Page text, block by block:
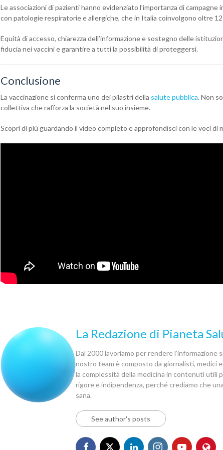
Le associazioni di pazienti hanno evidenziato l’importanza di
con patologie respiratorie e allergiche, che in Italia coinvolgono oltre
Equità di accesso, chiarezza dell’informazione e sostegno delle
fiducia nei vaccini e garantire a tutti la possibilità di proteggersi.
Conclusione
La vaccinazione si conferma uno dei pilastri della salute pubblica. Non
collettiva che rafforza la società nel suo insieme.
Scopri di più guardando il video completo e approfondisci con le voci di
La Redazione di Pianeta
Dal 2000 lavoriamo per rendere
nostro team è composto da giornalisti, medici
la complessità della medicina in contenuti utili
rigore e indipendenza, perché crediamo che
sana.
See author's posts